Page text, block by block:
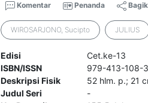
Komentar Penanda
WIROSARJONO, Sucipto JULIUS
Edisi
Cet.ke-13
ISBN/ISSN
979-413-108-3
Deskripsi Fisik
52 hlm. p.; 21
Judul Seri
-